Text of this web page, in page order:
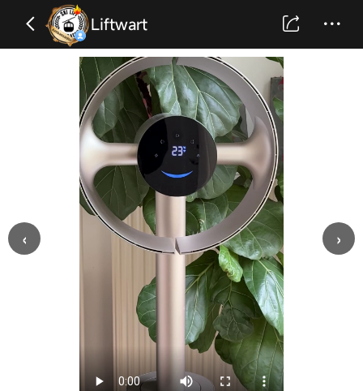
Liftwart
‹ ›